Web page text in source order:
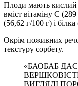
Плоди мають кислий
вміст вітаміну С
(56,62 г/100 г) і
Окрім поживних
текстуру сорбету.
«БАОБАБ
ВИГЛЯДІ